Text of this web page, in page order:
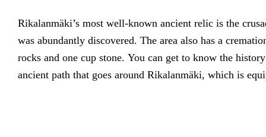
Rikalanmäki’s most well-known ancient relic is the
was abundantly discovered. The area also has a
rocks and one cup stone. You can get to know the
ancient path that goes around Rikalanmäki, which is